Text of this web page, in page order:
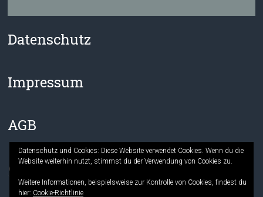
Datenschutz
Impressum
AGB
Facebook
Instagram
Datenschutz und Cookies: Diese Website verwendet Cookies. Wenn du die
Website weiterhin nutzt, stimmst du der Verwendung von Cookies zu.
Weitere Informationen, beispielsweise zur Kontrolle von Cookies, findest du
hier: Cookie-Richtlinie